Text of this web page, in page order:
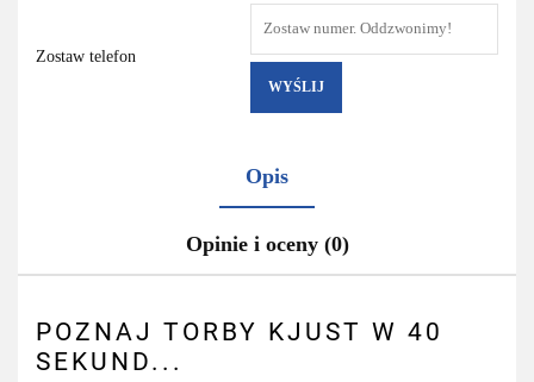
Zostaw telefon
WYŚLIJ
Opis
Opinie i oceny (0)
POZNAJ TORBY KJUST W 40
SEKUND...